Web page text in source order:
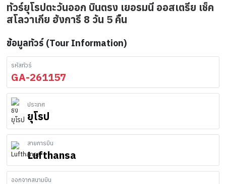
ทัวร์ยุโรปตะวันออก บินตรง เยอรมนี ออสเตรีย เช็ค
สโลวาเกีย ฮังการี 8 วัน 5 คืน
ข้อมูลทัวร์ (Tour Information)
รหัสทัวร์
GA-261157
ประเทศ
ยุโรป
สายการบิน
Lufthansa
ออกจากสนามบิน